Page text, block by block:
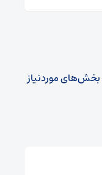
بخش‌های موردنیاز